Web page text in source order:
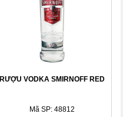
RƯỢU VODKA SMIRNOFF RED
Mã SP: 48812